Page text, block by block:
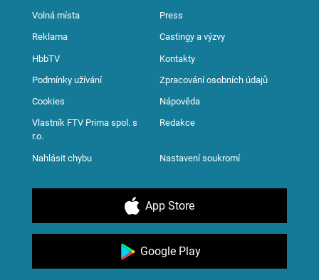
Volná místa Press
Reklama Castingy a výzvy
HbbTV Kontakty
Podmínky užívání Zpracování osobních údajů
Cookies Nápověda
Vlastník FTV Prima spol. s
r.o.
Redakce
Nahlásit chybu Nastavení soukromí
App Store
Google Play